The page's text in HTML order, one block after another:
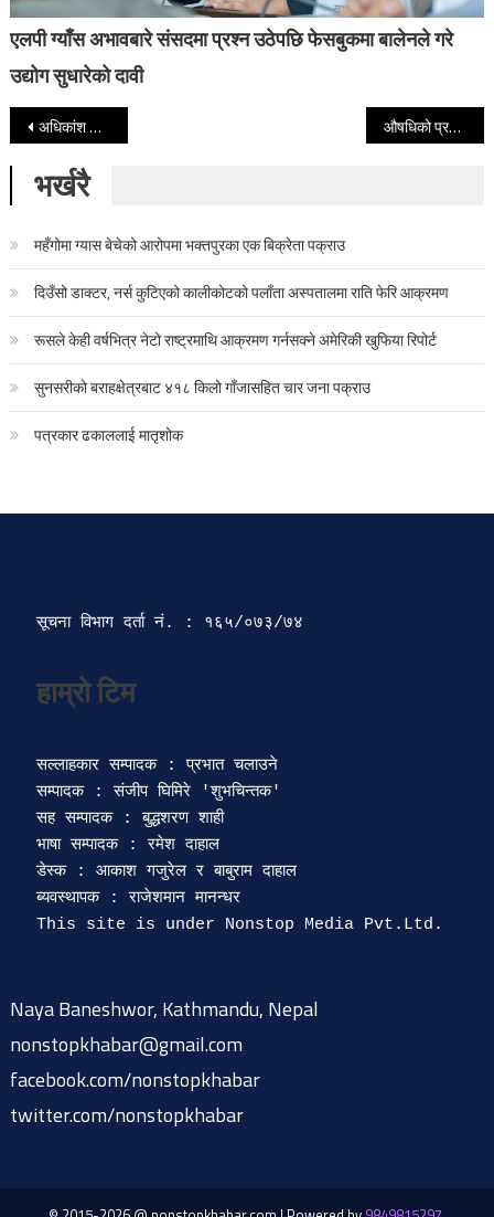
एलपी ग्याँस अभावबारे संसदमा प्रश्न उठेपछि फेसबुकमा बालेनले गरे
उद्योग सुधारेको दावी
Post navigation
अधिकांश निजी स्कूल नियम विपरित सञ्चालन औषधिको प्रभावकारिता रगतमा मापन गरिने
भर्खरै
महँगोमा ग्यास बेचेको आरोपमा भक्तपुरका एक बिक्रेता पक्राउ
दिउँसो डाक्टर, नर्स कुटिएको कालीकोटको पलाँता अस्पतालमा राति फेरि आक्रमण
रूसले केही वर्षभित्र नेटो राष्ट्रमाथि आक्रमण गर्नसक्ने अमेरिकी खुफिया रिपोर्ट
सुनसरीको बराहक्षेत्रबाट ४१८ किलो गाँजासहित चार जना पक्राउ
पत्रकार ढकाललाई मातृशोक
सूचना विभाग दर्ता‍ नं. : १६५/०७३/७४
हाम्रो टिम
सल्लाहकार सम्पादक : प्रभात चलाउने
सम्पादक : संजीप घिमिरे 'शुभचिन्तक'
सह सम्पादक : बुद्धशरण शाही
भाषा सम्पादक : रमेश दाहाल
डेस्क : आकाश गजुरेल र बाबुराम दाहाल
ब्यवस्थापक : राजेशमान मानन्धर
Naya Baneshwor, Kathmandu, Nepal
nonstopkhabar@gmail.com
facebook.com/nonstopkhabar
twitter.com/nonstopkhabar